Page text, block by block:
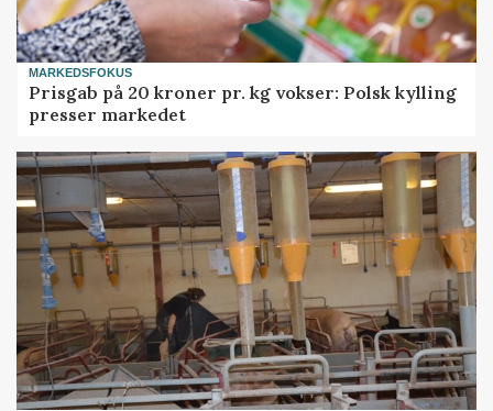
MARKEDSFOKUS
Prisgab på 20 kroner pr. kg vokser: Polsk kylling
presser markedet